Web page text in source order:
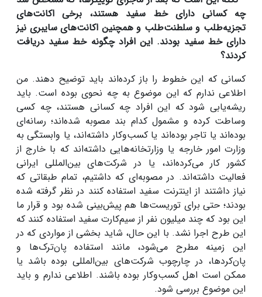
چه کسانی دارای خط سفید هستند، برخی اکانت‌های
تجزیه‌طلب و سلطنت‌طلب و همچنین اکانت‌های سایبری نیز
دارای خط سفید بودند. این افراد چگونه خط سفید دریافت
کردند؟
کسانی که این خطوط را باز کرده‌اند باید توضیح دهند. من
اطلاعی ندارم که این موضوع به چه نحوی بوده است. باید
ریشه‌یابی شود که این افراد چه کسانی هستند، چه کسی
وساطت کرده و مشمول کدام بند مصوبه شده‌اند؛ رسانه‌ای
بوده‌اند یا تاجر بوده‌اند یا کسب‌وکار داشته‌اند، یا وابستگی به
وزارت امور خارجه یا وزارتخانه‌هایی داشته‌اند که با خارج از
کشور کار می‌کرده‌اند، یا در شرکت‌های بین‌المللی ایرانی
فعالیت داشته‌اند. در مصوبه‌ای که داشتیم، تمام طبقاتی که
نیاز داشتند از اینترنت سفید استفاده کنند در نظر گرفته شده
بودند؛ حتی برای توریست‌ها هم پیش‌بینی شده بود و قرار ما
این بود که چند میلیون نفر از سیم‌کارت سفید استفاده کنند که
این طرح اجرا نشد. با این حال، شاید بخشی از مواردی که در
این زمینه مطرح می‌شود، مانند استفاده پان‌ترک‌ها و
پان‌کردها، در چارچوب شرکت‌های بین‌المللی بوده باشد یا
ممکن است اهل کسب‌وکار بوده باشند. اطلاعی ندارم و باید
این موضوع بررسی شود.